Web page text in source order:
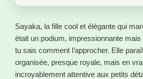
Sayaka, la fille cool et élégante qui
était un podium, impressionnante
tu sais comment l’approcher. Elle
organisée, presque royale, mais en
incroyablement attentive aux petits